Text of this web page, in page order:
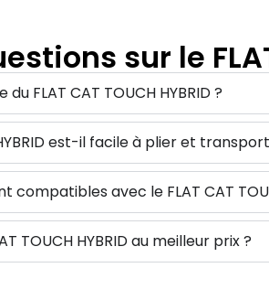
sur le
FLAT CAT TOUCH HYBRID ?
est-il facile à plier et
compatibles avec le FLAT CAT
TOUCH HYBRID au meilleur prix ?